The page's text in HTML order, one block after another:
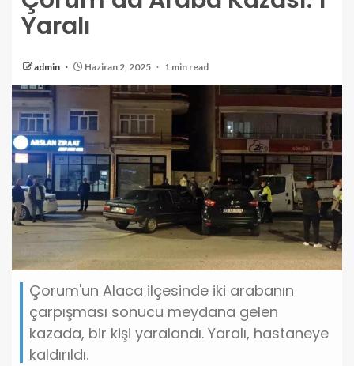
Yaralı
admin Haziran 2, 2025 1 min read
Çorum'un Alaca ilçesinde iki arabanın
çarpışması sonucu meydana gelen
kazada, bir kişi yaralandı. Yaralı, hastaneye
kaldırıldı.